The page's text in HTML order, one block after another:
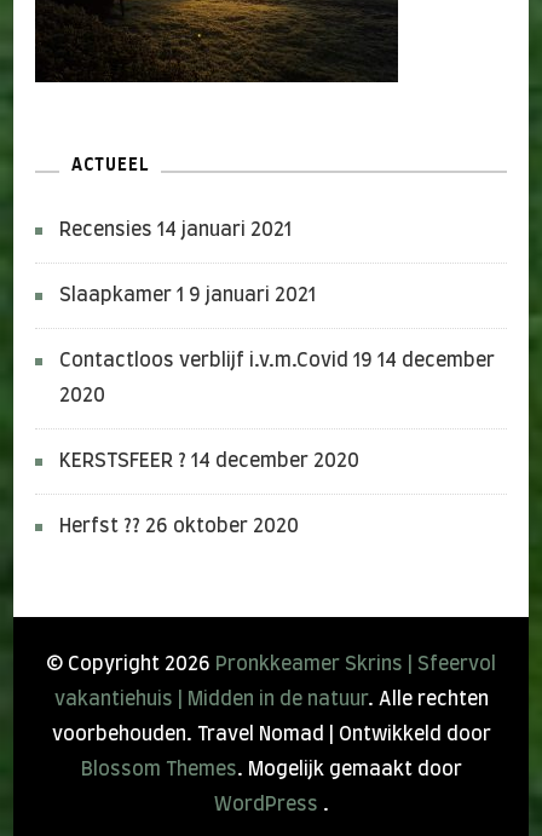
ACTUEEL
Recensies 14 januari 2021
Slaapkamer 1 9 januari 2021
Contactloos verblijf i.v.m.Covid 19 14 december
2020
KERSTSFEER ? 14 december 2020
Herfst ?? 26 oktober 2020
© Copyright 2026 Pronkkeamer Skrins | Sfeervol
vakantiehuis | Midden in de natuur. Alle rechten
voorbehouden. Travel Nomad | Ontwikkeld door
Blossom Themes. Mogelijk gemaakt door
WordPress .